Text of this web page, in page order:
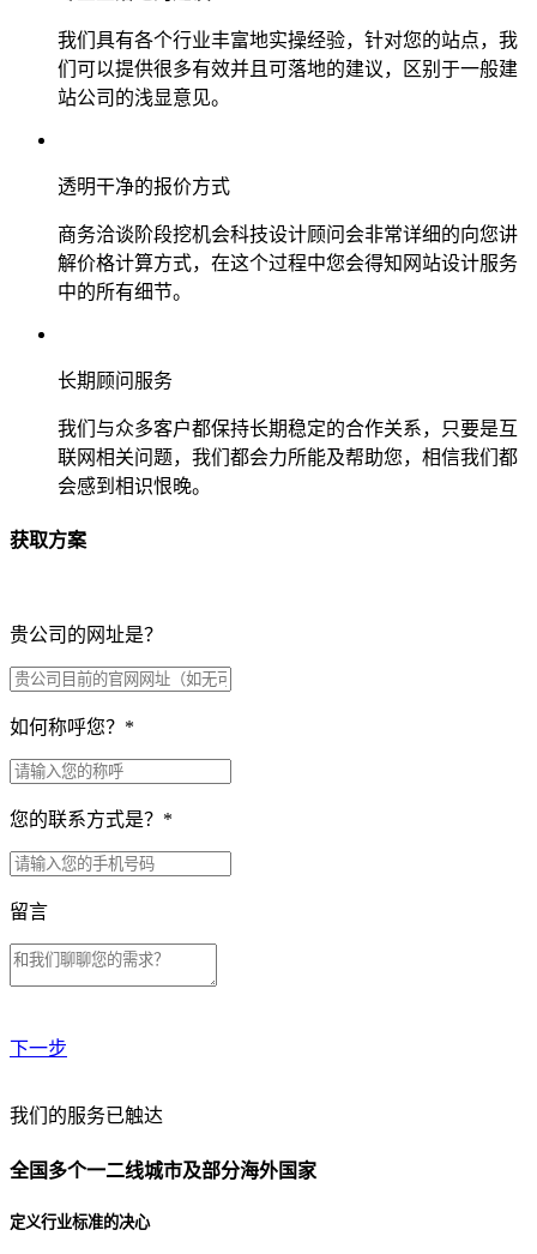
我们具有各个行业丰富地实操经验，针对您的站点，我
们可以提供很多有效并且可落地的建议，区别于一般建
站公司的浅显意见。
透明干净的报价方式
商务洽谈阶段挖机会科技设计顾问会非常详细的向您讲
解价格计算方式，在这个过程中您会得知网站设计服务
中的所有细节。
长期顾问服务
我们与众多客户都保持长期稳定的合作关系，只要是互
联网相关问题，我们都会力所能及帮助您，相信我们都
会感到相识恨晚。
获取方案
贵公司的网址是？
如何称呼您？ *
您的联系方式是？ *
留言
下一步
贵公司预算范围是？
贵公司的团队规模是？
我们的服务已触达
全国多个一二线城市及部分海外国家
定义行业标准的决心